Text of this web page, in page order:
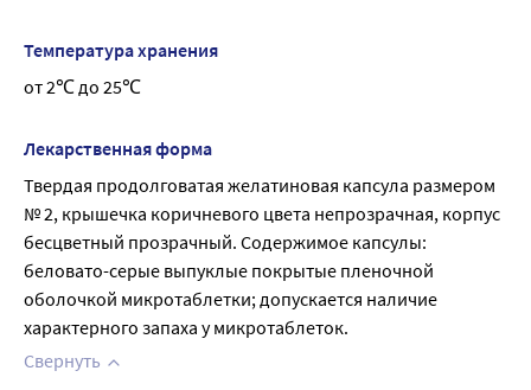
Температура хранения
от 2℃ до 25℃
Лекарственная форма
Твердая продолговатая желатиновая капсула размером
№ 2, крышечка коричневого цвета непрозрачная, корпус
бесцветный прозрачный. Содержимое капсулы:
беловато-серые выпуклые покрытые пленочной
оболочкой микротаблетки; допускается наличие
характерного запаха у микротаблеток.
Свернуть